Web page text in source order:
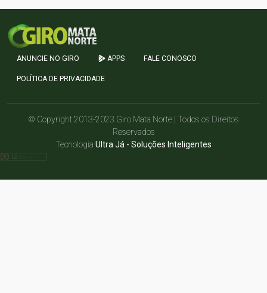
ANUNCIE NO GIRO APPS FALE CONOSCO
POLÍTICA DE PRIVACIDADE
© Copyright 2013-2023 Giro Mata Norte | Todos os Direitos
Reservados
Tecnologia Ultra Já - Soluções Inteligentes